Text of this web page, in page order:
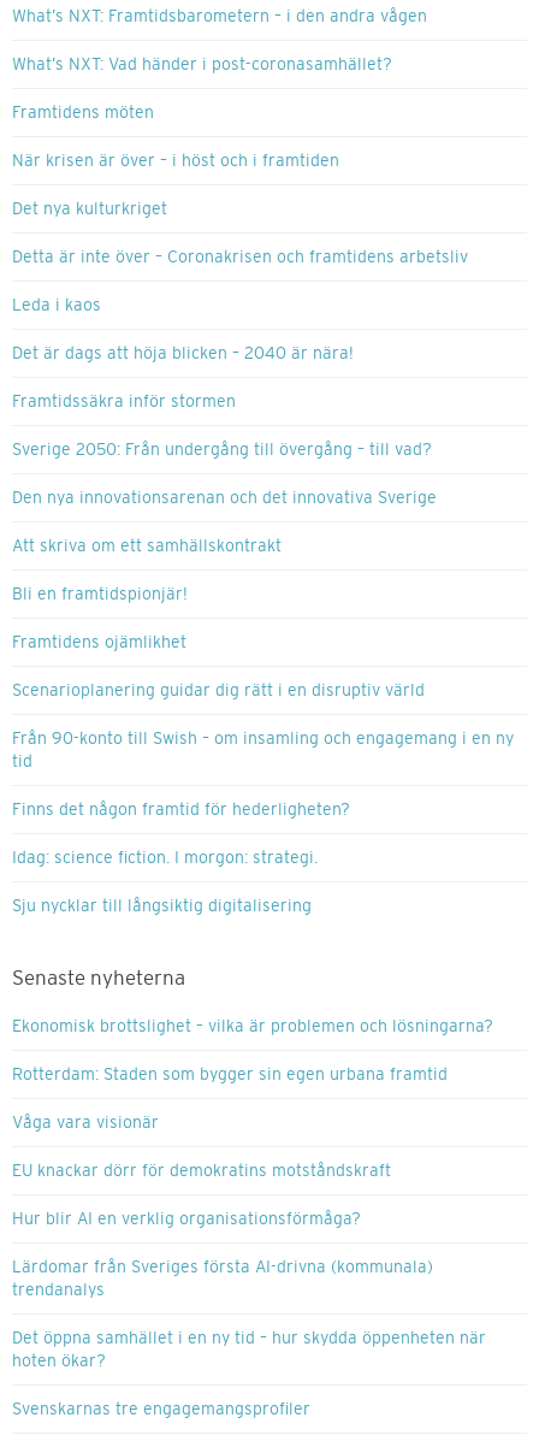
What’s NXT: Framtidsbarometern – i den andra vågen
What’s NXT: Vad händer i post-coronasamhället?
Framtidens möten
När krisen är över – i höst och i framtiden
Det nya kulturkriget
Detta är inte över – Coronakrisen och framtidens arbetsliv
Leda i kaos
Det är dags att höja blicken – 2040 är nära!
Framtidssäkra inför stormen
Sverige 2050: Från undergång till övergång – till vad?
Den nya innovationsarenan och det innovativa Sverige
Att skriva om ett samhällskontrakt
Bli en framtidspionjär!
Framtidens ojämlikhet
Scenarioplanering guidar dig rätt i en disruptiv värld
Från 90-konto till Swish – om insamling och engagemang i en ny
tid
Finns det någon framtid för hederligheten?
Idag: science fiction. I morgon: strategi.
Sju nycklar till långsiktig digitalisering
Senaste nyheterna
Ekonomisk brottslighet – vilka är problemen och lösningarna?
Rotterdam: Staden som bygger sin egen urbana framtid
Våga vara visionär
EU knackar dörr för demokratins motståndskraft
Hur blir AI en verklig organisationsförmåga?
Lärdomar från Sveriges första AI-drivna (kommunala)
trendanalys
Det öppna samhället i en ny tid – hur skydda öppenheten när
hoten ökar?
Svenskarnas tre engagemangsprofiler